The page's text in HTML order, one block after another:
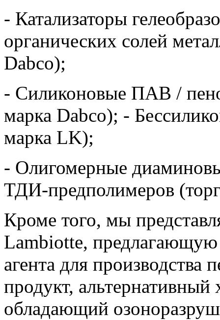
- Катализаторы
органических солей
Dabco);
- Силиконовые ПАВ /
марка Dabco); -
марка LK);
- Олигомерные
ТДИ-предполимеров
Кроме того, мы
Lambiotte, предлагающую
агента для производства
продукт,
обладающий